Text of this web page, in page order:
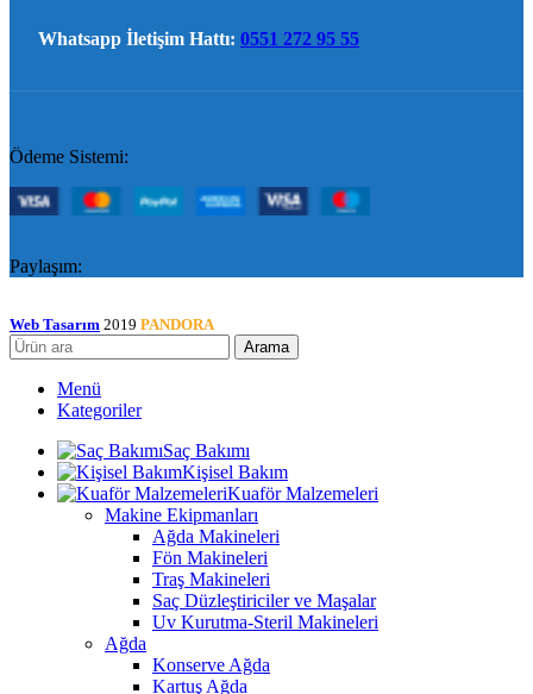
Whatsapp İletişim Hattı: 0551 272 95 55
Ödeme Sistemi:
Paylaşım:
Web Tasarım 2019 PANDORA
Arama
Menü
Kategoriler
Saç Bakımı
Kişisel Bakım
Kuaför Malzemeleri
Makine Ekipmanları
Ağda Makineleri
Fön Makineleri
Traş Makineleri
Saç Düzleştiriciler ve Maşalar
Uv Kurutma-Steril Makineleri
Ağda
Konserve Ağda
Kartuş Ağda